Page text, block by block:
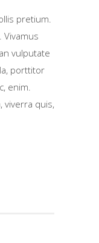
pretium.
Vivamus
vulputate
porttitor
enim.
viverra quis,